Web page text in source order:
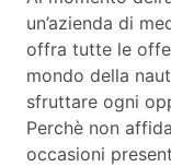
un’azienda di
offra tutte le
mondo della
sfruttare ogni
Perchè non
occasioni